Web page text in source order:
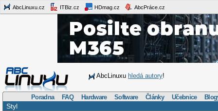
AbcLinuxu.cz ITBiz.cz HDmag.cz AbcPráce.cz
AbcLinuxu hledá autory!
Poradna FAQ Hardware Software Články Učebnice
Styl